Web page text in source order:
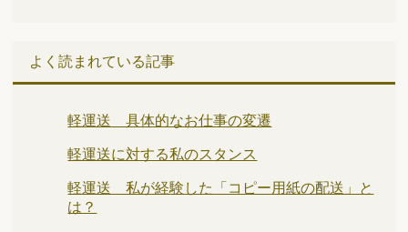
よく読まれている記事
軽運送 具体的なお仕事の変遷
軽運送に対する私のスタンス
軽運送 私が経験した「コピー用紙の配送」と
は？